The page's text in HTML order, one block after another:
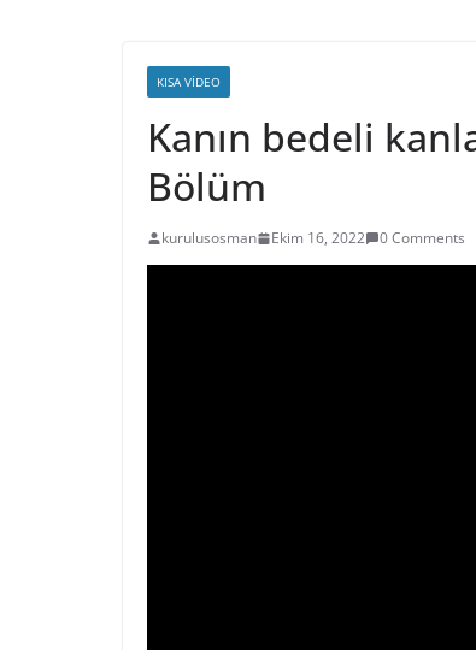
KISA VIDEO
Kanın bedeli
Bölüm
kurulusosman Ekim 16, 2022 0 Comments